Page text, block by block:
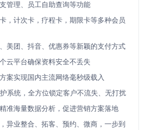
管理、员工自助查询等功能
，计次卡，疗程卡，期限卡等多种会员
美团、抖音、优惠券等新颖的支付方式
云平台确保资料安全不丢失
案实现国内主流网络毫秒级载入
系统，全方位锁定客户不流失、无打扰
准海量数据分析，促进营销方案落地
异业整合、拓客、预约、微商，一步到